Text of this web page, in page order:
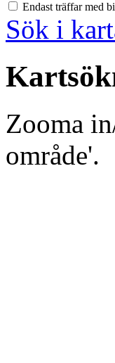
Endast träffar med
Sök i
Zooma
område'.